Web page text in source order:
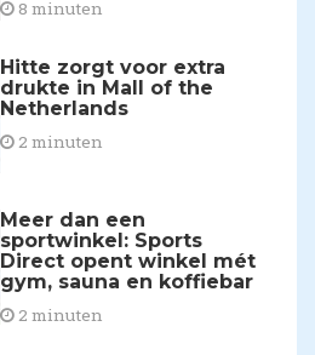
8 minuten
Hitte zorgt voor extra
drukte in Mall of the
Netherlands
2 minuten
Meer dan een
sportwinkel: Sports
Direct opent winkel mét
gym, sauna en koffiebar
2 minuten